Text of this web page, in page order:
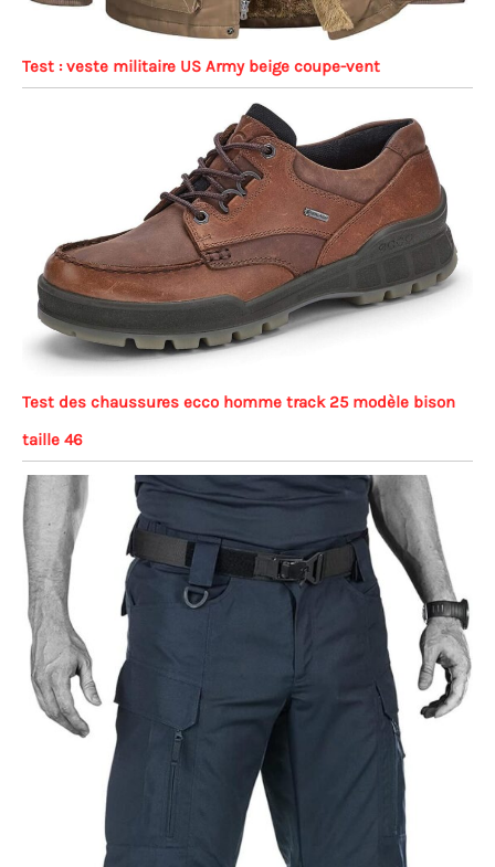
Test : veste militaire US Army beige coupe-vent
Test des chaussures ecco homme track 25 modèle bison
taille 46